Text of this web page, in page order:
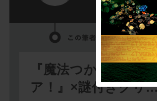
『魔法つかいプリキ
ア！』×謎付きクリ